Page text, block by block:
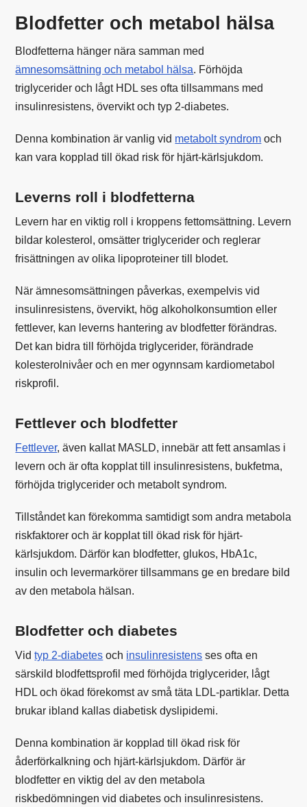
Blodfetter och metabol hälsa
Blodfetterna hänger nära samman med
ämnesomsättning och metabol hälsa. Förhöjda
triglycerider och lågt HDL ses ofta tillsammans med
insulinresistens, övervikt och typ 2-diabetes.
Denna kombination är vanlig vid metabolt syndrom och
kan vara kopplad till ökad risk för hjärt-kärlsjukdom.
Leverns roll i blodfetterna
Levern har en viktig roll i kroppens fettomsättning. Levern
bildar kolesterol, omsätter triglycerider och reglerar
frisättningen av olika lipoproteiner till blodet.
När ämnesomsättningen påverkas, exempelvis vid
insulinresistens, övervikt, hög alkoholkonsumtion eller
fettlever, kan leverns hantering av blodfetter förändras.
Det kan bidra till förhöjda triglycerider, förändrade
kolesterolnivåer och en mer ogynnsam kardiometabol
riskprofil.
Fettlever och blodfetter
Fettlever, även kallat MASLD, innebär att fett ansamlas i
levern och är ofta kopplat till insulinresistens, bukfetma,
förhöjda triglycerider och metabolt syndrom.
Tillståndet kan förekomma samtidigt som andra metabola
riskfaktorer och är kopplat till ökad risk för hjärt-
kärlsjukdom. Därför kan blodfetter, glukos, HbA1c,
insulin och levermarkörer tillsammans ge en bredare bild
av den metabola hälsan.
Blodfetter och diabetes
Vidtyp 2-diabetes och insulinresistens ses ofta en
särskild blodfettsprofil med förhöjda triglycerider, lågt
HDL och ökad förekomst av små täta LDL-partiklar. Detta
brukar ibland kallas diabetisk dyslipidemi.
Denna kombination är kopplad till ökad risk för
åderförkalkning och hjärt-kärlsjukdom. Därför är
blodfetter en viktig del av den metabola
riskbedömningen vid diabetes och insulinresistens.